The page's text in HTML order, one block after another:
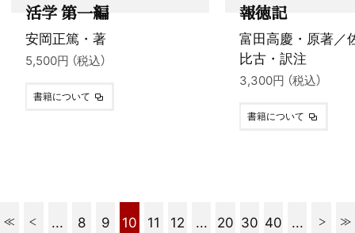
活学 第一編
安岡正篤・著
5,500円 （税込）
書籍について
報徳記
富田高慶・原著／
比古・訳注
3,300円 （税込）
書籍について
... 8 9 10 11 12 ... 20 30 40 ...